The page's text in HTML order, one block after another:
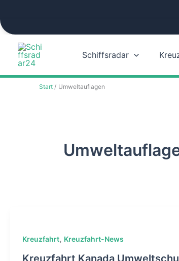
Zum
springen
Schiffsradar
Start Umweltauflagen
Kreuzfahrt, Kreuzfahrt-News
Kreuzfahrt Kanada